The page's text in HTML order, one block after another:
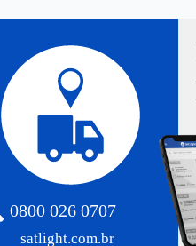
satlight.com.br
0800 026 0707